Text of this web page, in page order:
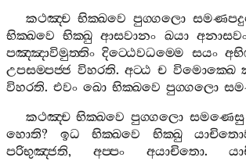
කථඤ‍්ච භික‍්ඛවෙ පුග‍්ගලො
භික‍්ඛවෙ භික‍්ඛු ආසවානං ඛයා
පඤ‍්ඤාවිමුත‍්තිං දිට‍්ඨෙවධම‍්මෙ සයං
උපසම‍්පජ‍්ජ විහරති.අට‍්ඨ ච විමොක‍්ඛෙ
විහරති. එවං ඛො භික‍්ඛවෙ පුග‍්ගලො
කථඤ‍්ච භික‍්ඛවෙ පුග‍්ගලො සමණෙසු
හොති? ඉධ භික‍්ඛවෙ භික‍්ඛු
පරිභුඤ‍්ජති, අප‍්පං අයාචිතො.